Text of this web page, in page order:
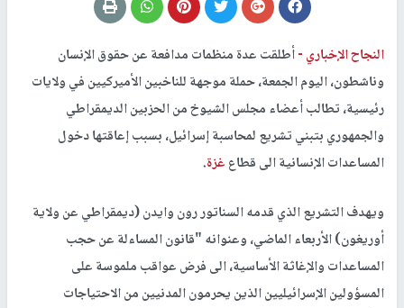
النجاح الإخباري -أطلقت عدة منظمات مدافعة عن حقوق الإنسان
وناشطون، اليوم الجمعة، حملة موجهة للناخبين الأميركيين في ولايات
رئيسية، تطالب أعضاء مجلس الشيوخ من الحزبين الديمقراطي
والجمهوري بتبني تشريع لمحاسبة إسرائيل، بسبب إعاقتها دخول
المساعدات الإنسانية الى قطاعغزة.
ويهدف التشريع الذي قدمه السناتور رون وايدن (ديمقراطي عن ولاية
أوريغون) الأربعاء الماضي، وعنوانه "قانون المساءلة عن حجب
المساعدات والإغاثة الأساسية، الى فرض عواقب ملموسة على
المسؤولين الإسرائيليين الذين يحرمون المدنيين من الاحتياجات